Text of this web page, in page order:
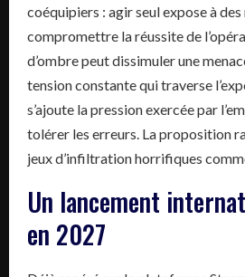
coéquipiers : agir seul expose à
compromettre la réussite de
d’ombre peut dissimuler une
tension constante qui traverse
s’ajoute la pression exercée par
tolérer les erreurs. La proposition
jeux d’infiltration horrifiques
Un lancement
en 2027